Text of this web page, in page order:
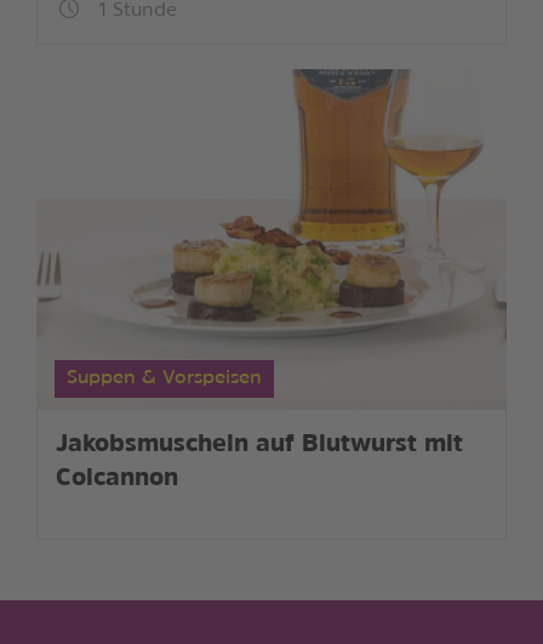
1 Stunde
Suppen & Vorspeisen
Jakobsmuscheln auf Blutwurst mit
Colcannon